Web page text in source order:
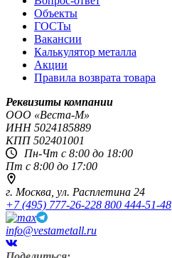
Объекты
ГОСТы
Вакансии
Калькулятор металла
Акции
Правила возврата товара
Реквизиты компании
OOO «Веста-М»
ИНН5024185889
КПП502401001
Пн-Чт с 8:00 до 18:00
Пт с 8:00 до 17:00
г. Москва, ул. Расплетина 24
+7 (495) 777-26-228 800 444-51-48
info@vestametall.ru